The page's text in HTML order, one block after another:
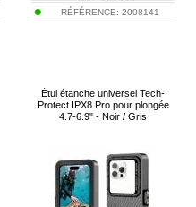
RÉFÉRENCE: 2008141
Étui étanche universel Tech-
Protect IPX8 Pro pour plongée
4.7-6.9" - Noir / Gris